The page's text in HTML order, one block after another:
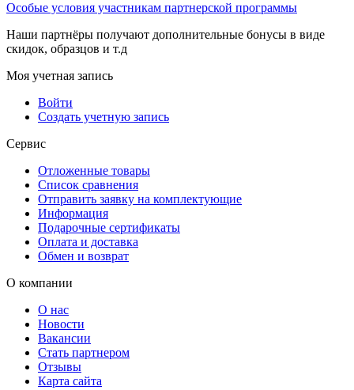
Особые условия участникам партнерской программы
Наши партнёры получают дополнительные бонусы в виде
скидок, образцов и т.д
Моя учетная запись
Войти
Создать учетную запись
Сервис
Отложенные товары
Список сравнения
Отправить заявку на комплектующие
Информация
Подарочные сертификаты
Оплата и доставка
Обмен и возврат
О компании
О нас
Новости
Вакансии
Стать партнером
Отзывы
Карта сайта